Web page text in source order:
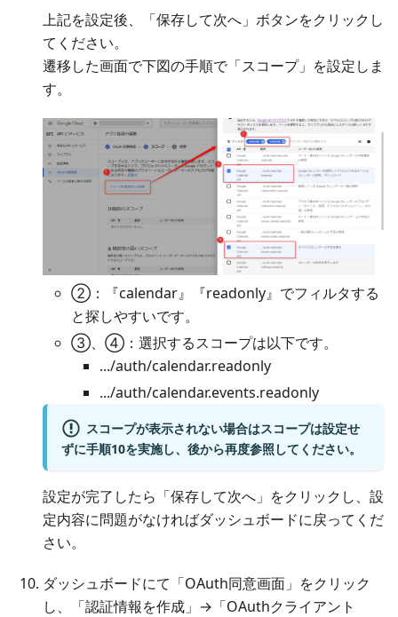
上記を設定後、「保存して次へ」ボタンをクリックし
てください。
遷移した画面で下図の手順で「スコープ」を設定しま
す。
②：『calendar』『readonly』でフィルタする
と探しやすいです。
③、④：選択するスコープは以下です。
.../auth/calendar.readonly
.../auth/calendar.events.readonly
スコープが表示されない場合はスコープは設定せ
ずに手順10を実施し、後から再度参照してください。
設定が完了したら「保存して次へ」をクリックし、設
定内容に問題がなければダッシュボードに戻ってくだ
さい。
ダッシュボードにて「OAuth同意画面」をクリック
し、「認証情報を作成」→「OAuthクライアント